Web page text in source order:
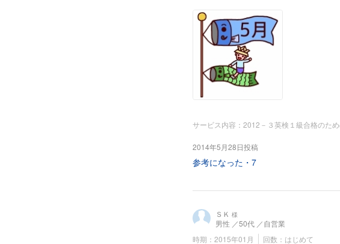
Ｄさん；関西の男性。2回目で駆
が、一歩及ばず再挑戦だ。論旨
Ｅさん：東海地方の主婦。2回
に臨み、一歩及ばず。再チャレンジ
Ｆさん：4回目で最後のチャンス
に勇気付けられ、くじけずにチ
もう２人受講者が居るが、連絡
これ以外にも、準１級→１級を目
サービス内容：2012－３英検１級合格のた
2014年5月28日投稿
参考になった・ 7
ＳＫ 様
男性 ／50代 ／自営業
時期：2015年01月
回数：はじめて